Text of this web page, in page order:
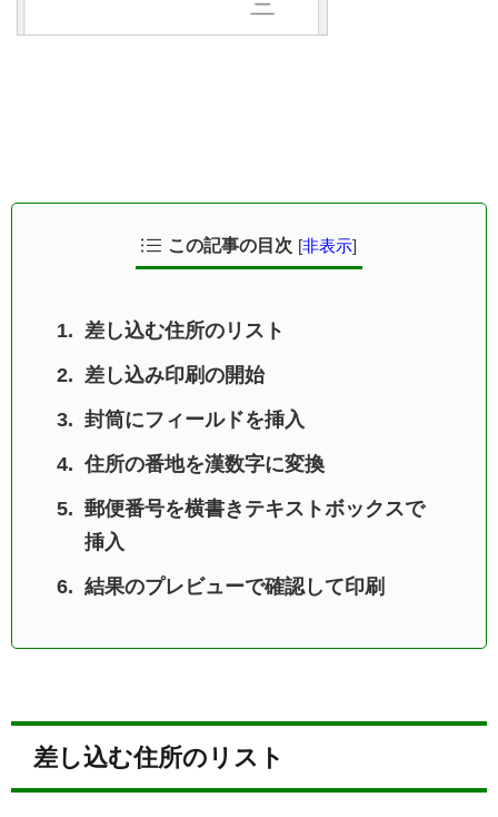
この記事の目次 [非表示]
差し込む住所のリスト
差し込み印刷の開始
封筒にフィールドを挿入
住所の番地を漢数字に変換
郵便番号を横書きテキストボックスで
挿入
結果のプレビューで確認して印刷
差し込む住所のリスト